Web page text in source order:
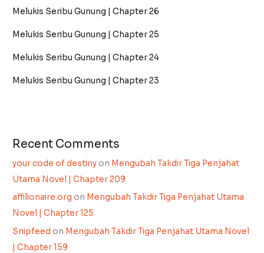
Melukis Seribu Gunung | Chapter 26
Melukis Seribu Gunung | Chapter 25
Melukis Seribu Gunung | Chapter 24
Melukis Seribu Gunung | Chapter 23
Recent Comments
your code of destinyon Mengubah Takdir Tiga Penjahat
Utama Novel | Chapter 209
affilionaire.org on Mengubah Takdir Tiga Penjahat Utama
Novel | Chapter 125
Snipfeed on Mengubah Takdir Tiga Penjahat Utama Novel
| Chapter 159